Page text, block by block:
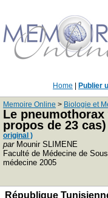
Home Publier
Memoire Online > Biologie et
Le
propos de 23 cas)
original )
parMounir SLIMENE
Faculté de Médecine de
médecine 2005
République